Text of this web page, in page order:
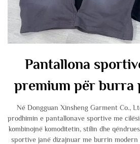
Pantallona
premium për burra
Në Dongguan Xinsheng Garment Co.,
prodhimin e pantallonave sportive me
kombinojnë komoditetin, stilin dhe
sportive janë dizajnuar me burrin